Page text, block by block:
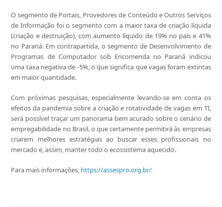
O segmento de Portais, Provedores de Conteúdo e Outros Serviços
de Informação foi o segmento com a maior taxa de criação líquida
(criação e destruição), com aumento líquido de 19% no país e 41%
no Paraná. Em contrapartida, o segmento de Desenvolvimento de
Programas de Computador sob Encomenda no Paraná indicou
uma taxa negativa de -5%, o que significa que vagas foram extintas
em maior quantidade.
Com próximas pesquisas, especialmente levando-se em conta os
efeitos da pandemia sobre a criação e rotatividade de vagas em TI,
será possível traçar um panorama bem acurado sobre o cenário de
empregabilidade no Brasil, o que certamente permitirá às empresas
criarem melhores estratégias ao buscar esses profissionais no
mercado e, assim, manter todo o ecossistema aquecido.
Para mais informações, https://assespro.org.br/